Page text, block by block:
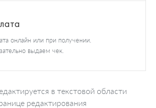
онлайн или при получении.
выдаем чек.
в текстовой области
редактирования